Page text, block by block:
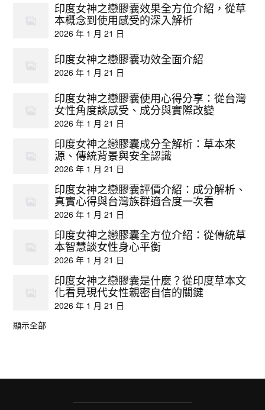
印度女神之戀膠囊效果全方位介紹，從草
本概念到使用感受的深入解析
2026 年 1 月 21 日
印度女神之戀膠囊功效全面介紹
2026 年 1 月 21 日
印度女神之戀膠囊使用心得分享：從台灣
女性角度談感受、成分與實際改變
2026 年 1 月 21 日
印度女神之戀膠囊成分全解析：草本來
源、傳統背景與安全認識
2026 年 1 月 21 日
印度女神之戀膠囊評價介紹：成分解析、
真實心得與台灣族群適合度一次看
2026 年 1 月 21 日
印度女神之戀膠囊全方位介紹：從傳統草
本智慧談女性身心平衡
2026 年 1 月 21 日
印度女神之戀膠囊是什麼？從印度草本文
化看見現代女性親密自信的關鍵
2026 年 1 月 21 日
顯示全部